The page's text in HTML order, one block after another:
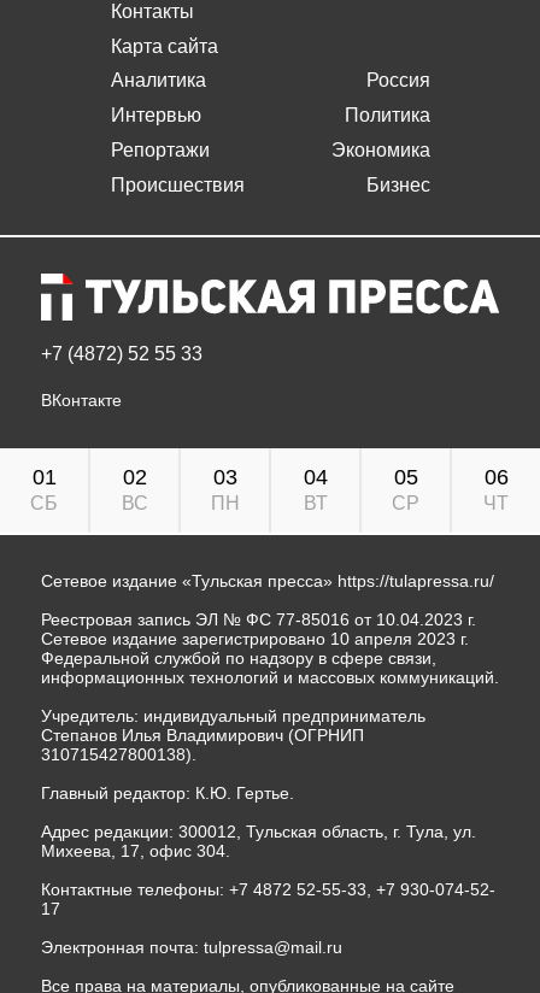
Контакты
Карта сайта
Аналитика
Интервью
Репортажи
Происшествия
Россия
Политика
Экономика
Бизнес
+7 (4872) 52 55 33
ВКонтакте
01
СБ
02
ВС
03
ПН
04
ВТ
05
СР
06
ЧТ
Сетевое издание «Тульская пресса» https://tulapressa.ru/
Реестровая запись ЭЛ № ФС 77-85016 от 10.04.2023 г.
Сетевое издание зарегистрировано 10 апреля 2023 г.
Федеральной службой по надзору в сфере связи,
информационных технологий и массовых коммуникаций.
Учредитель: индивидуальный предприниматель
Степанов Илья Владимирович (ОГРНИП
310715427800138).
Главный редактор: К.Ю. Гертье.
Адрес редакции: 300012, Тульская область, г. Тула, ул.
Михеева, 17, офис 304.
Контактные телефоны: +7 4872 52-55-33, +7 930-074-52-
17
Электронная почта: tulpressa@mail.ru
Все права на материалы, опубликованные на сайте